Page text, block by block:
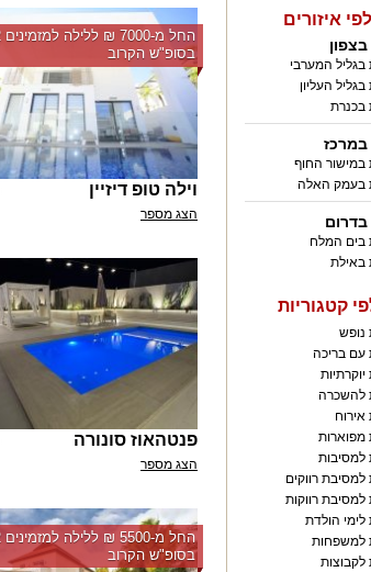
לפי איזורים
בצפון
בגליל המערבי
בגליל העליון
בכנרת
במרכז
במישור החוף
בעמק האלה
בדרום
בים המלח
באילת
קטגוריות
נופש
עם בריכה
יוקרתיות
להשכרה
אירוח
מפוארות
למסיבות
למסיבת רווקים
למסיבת רווקות
לימי הולדת
למשפחות
לקבוצות
בסופ"ש הקרוב
וילה טופ דיזיין
הצג מספר
פנטהאוז סונורה
הצג מספר
בסופ"ש הקרוב